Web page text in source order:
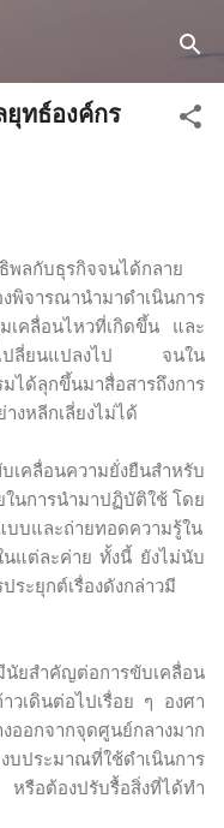
ทธ์องค์กร
พลกับธุรกิจจนได้กลาย
พิจารณานำมาดำเนินการ
เคลื่อนไหวที่เกิดขึ้น และ
ที่เปลี่ยนแปลงไป จนใน
ด้ลุกขึ้นมาสื่อสารถึงการ
งหลีกเลี่ยงไม่ได้
เคลื่อนความยั่งยืนสำหรับ
นการนำมาปฏิบัติใช้ โดย
บและถ่ายทอดความรู้ใน
นแต่ละค่าย ทั้งนี้ ยังไม่นับ
ระยุกต์เรื่องดังกล่าวมี
นัยสำคัญต่อการขับเคลื่อน
วเดินต่อไปเรื่อย ๆ องศา
งออกจากจุดศูนย์กลางมาก
บประมาณที่ใช้ดำเนินการ
รือต้องปรับรื้อสิ่งที่ได้ทำ